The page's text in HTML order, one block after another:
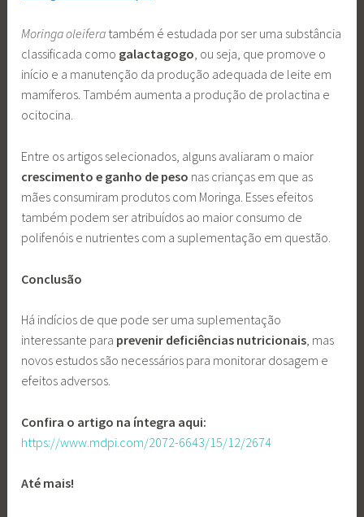
Moringa oleifera também é estudada por ser uma substância
classificada como galactagogo, ou seja, que promove o
início e a manutenção da produção adequada de leite em
mamíferos. Também aumenta a produção de prolactina e
ocitocina.
Entre os artigos selecionados, alguns avaliaram o maior
crescimento e ganho de peso nas crianças em que as
mães consumiram produtos com Moringa. Esses efeitos
também podem ser atribuídos ao maior consumo de
polifenóis e nutrientes com a suplementação em questão.
Conclusão
Há indícios de que pode ser uma suplementação
interessante para prevenir deficiências nutricionais, mas
novos estudos são necessários para monitorar dosagem e
efeitos adversos.
Confira o artigo na íntegra aqui:
https://www.mdpi.com/2072-6643/15/12/2674
Até mais!